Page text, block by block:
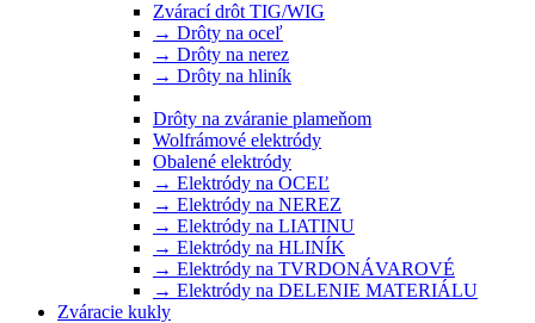
Zvárací drôt TIG/WIG
→ Drôty na oceľ
→ Drôty na nerez
→ Drôty na hliník
Drôty na zváranie plameňom
Wolfrámové elektródy
Obalené elektródy
→ Elektródy na OCEĽ
→ Elektródy na NEREZ
→ Elektródy na LIATINU
→ Elektródy na HLINÍK
→ Elektródy na TVRDONÁVAROVÉ
→ Elektródy na DELENIE MATERIÁLU
Zváracie kukly